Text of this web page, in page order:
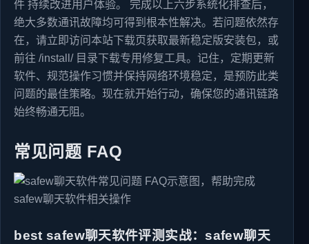
件 持续改进用户体验。 完成以上六步系统化排查后，
绝大多数通讯故障均可得到根本性解决。若问题依然存
在，请立即访问本站下载页获取最新稳定版安装包，或
前往 /install/ 目录下载专用修复工具。记住，定期更新
软件、规范操作习惯并保持网络环境稳定，是预防此类
问题的最佳策略。现在就开始行动，确保您的通讯链路
始终畅通无阻。
常见问题 FAQ
best safew聊天软件评测实战：safew聊天